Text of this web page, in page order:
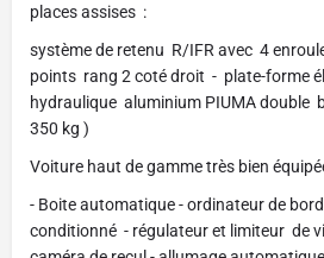
places assises :
système de retenu R/IFR avec 4
points rang 2 coté droit - plate-forme
hydraulique aluminium PIUMA double
350 kg )
Voiture haut de gamme très bien
- Boite automatique - ordinateur de
conditionné - régulateur et limiteur de